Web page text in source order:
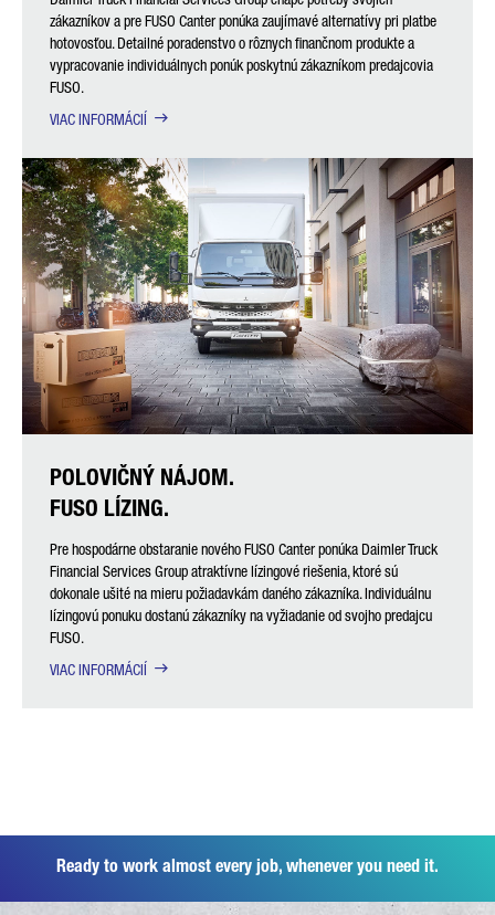
zákazníkov a pre FUSO Canter ponúka zaujímavé alternatívy pri platbe
hotovosťou. Detailné poradenstvo o rôznych finančnom produkte a
vypracovanie individuálnych ponúk poskytnú zákazníkom predajcovia
FUSO.
VIAC INFORMÁCIÍ
POLOVIČNÝ NÁJOM.
FUSO LÍZING.
Pre hospodárne obstaranie nového FUSO Canter ponúka Daimler Truck
Financial Services Group atraktívne lízingové riešenia, ktoré sú
dokonale ušité na mieru požiadavkám daného zákazníka. Individuálnu
lízingovú ponuku dostanú zákazníky na vyžiadanie od svojho predajcu
FUSO.
VIAC INFORMÁCIÍ
Ready to work almost every job, whenever you need it.